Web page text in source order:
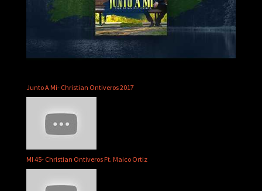
Junto A Mi- Christian Ontiveros 2017
MI 45- Christian Ontiveros Ft. Maico Ortiz